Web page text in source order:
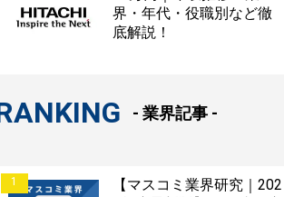
界・年代・役職別など徹
底解説！
- 業界記事 -
1
【マスコミ業界研究｜202